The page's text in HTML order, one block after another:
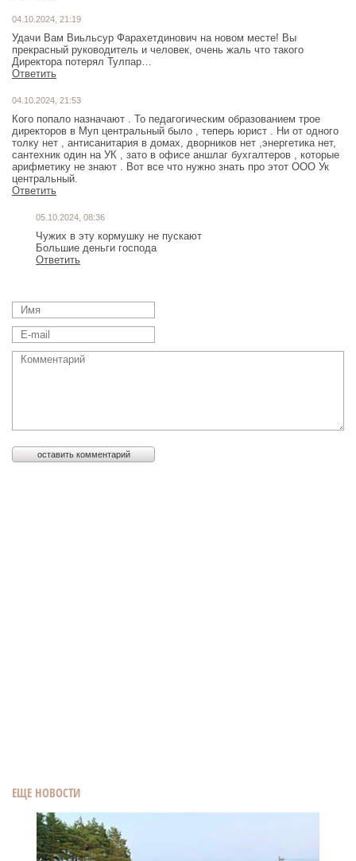
ЕЩЕ НОВОСТИ
04.10.2024, 21:19
Удачи Вам Виьльсур Фарахетдинович на новом месте! Вы
прекрасный руководитель и человек, очень жаль что такого
Директора потерял Тулпар…
Ответить
04.10.2024, 21:53
Кого попало назначают . То педагогическим образованием трое
директоров в Муп центральный было , теперь юрист . Ни от одного
толку нет , антисанитария в домах, дворников нет ,энергетика нет,
сантехник один на УК , зато в офисе аншлаг бухгалтеров , которые
арифметику не знают . Вот все что нужно знать про этот ООО Ук
центральный.
Ответить
05.10.2024, 08:36
Чужих в эту кормушку не пускают
Большие деньги господа
Ответить